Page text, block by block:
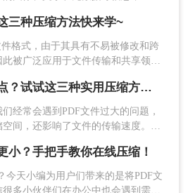
像质量可能会影响PDF文件
此，在编辑和重新生成PDF
果和文件大小之间的关系。
元素
些不必要的元素，如注释、
。可以使用专业的PDF编辑
）或在线工具（如
素。
以下几种方法，下面一起看看pdf文
三种压缩方法快来学~
格式，由于其具有不易被修改和跨
被广泛应用于文件传输和共享领
的存储空间，因此需要进行压缩。
pdf的方法。
pdf怎么压缩的小一点？试试这三种实用压缩方法！
经常会遇到PDF文件过大的问题，
间，还影响了文件的传输速度。那
帮助您轻松将PDF文件压缩得更
小？手把手教你在线压缩！
今天小编为用户们带来的是将PDF文
多小伙伴们在办公中也会遇到需要